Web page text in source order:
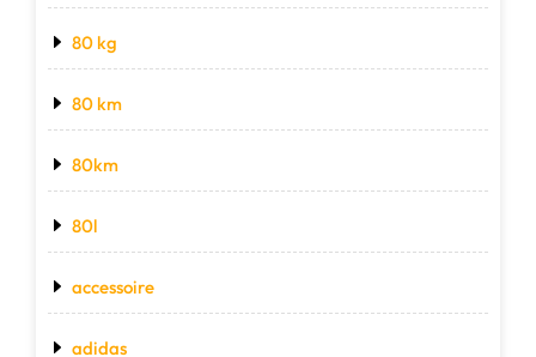
80 kg
80 km
80km
80l
accessoire
adidas